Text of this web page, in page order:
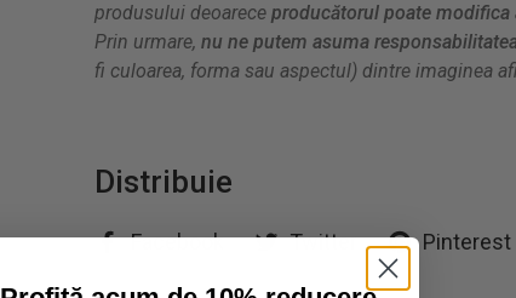
produsului deoarece producătorul poate
Prin urmare, nu ne putem asuma
fi culoarea, forma sau aspectul) dintre imaginea
Distribuie
Facebook Twitter Pinterest